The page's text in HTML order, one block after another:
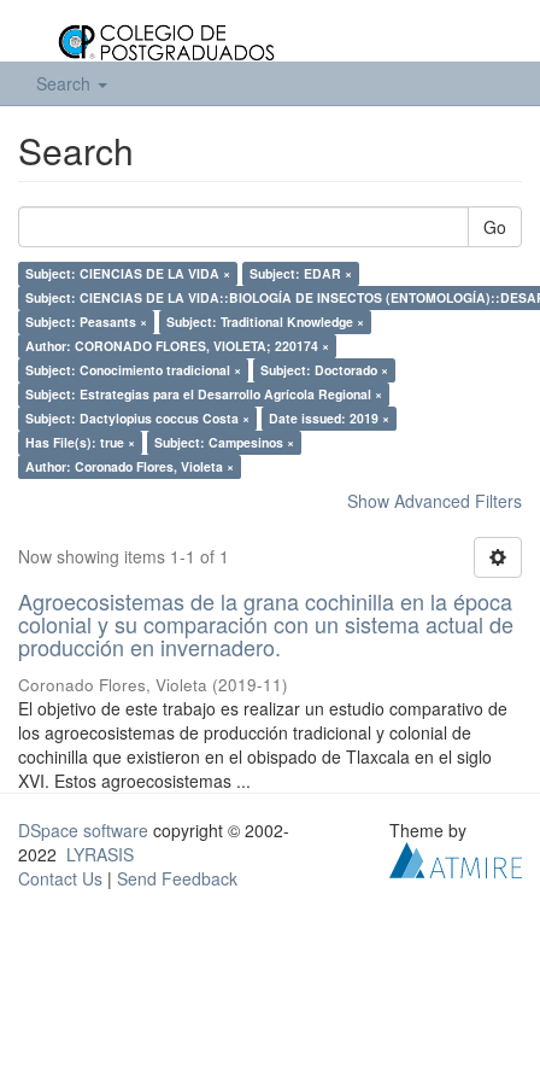
Search
Search
Go
Subject: CIENCIAS DE LA VIDA ×
Subject: EDAR ×
Subject: CIENCIAS DE LA VIDA::BIOLOGÍA DE INSECTOS
Subject: Peasants ×
Subject: Traditional Knowledge ×
Author: CORONADO FLORES, VIOLETA; 220174 ×
Subject: Conocimiento tradicional ×
Subject: Doctorado ×
Subject: Estrategias para el Desarrollo Agrícola Regional ×
Subject: Dactylopius coccus Costa ×
Date issued: 2019 ×
Has File(s): true ×
Subject: Campesinos ×
Author: Coronado Flores, Violeta ×
Show Advanced Filters
Now showing items 1-1 of 1
Agroecosistemas de la grana cochinilla en la época
colonial y su comparación con un sistema actual de
producción en invernadero.
Coronado Flores, Violeta (2019-11)
El objetivo de este trabajo es realizar un estudio comparativo de
los agroecosistemas de producción tradicional y colonial de
cochinilla que existieron en el obispado de Tlaxcala en el siglo
XVI. Estos agroecosistemas ...
DSpace software copyright © 2002-
2022 LYRASIS
Contact Us | Send Feedback
Theme by